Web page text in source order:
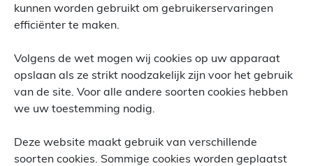
kunnen worden gebruikt om gebruikerservaringen
efficiënter te maken.
Volgens de wet mogen wij cookies op uw apparaat
opslaan als ze strikt noodzakelijk zijn voor het gebruik
van de site. Voor alle andere soorten cookies hebben
we uw toestemming nodig.
Deze website maakt gebruik van verschillende
soorten cookies. Sommige cookies worden geplaatst